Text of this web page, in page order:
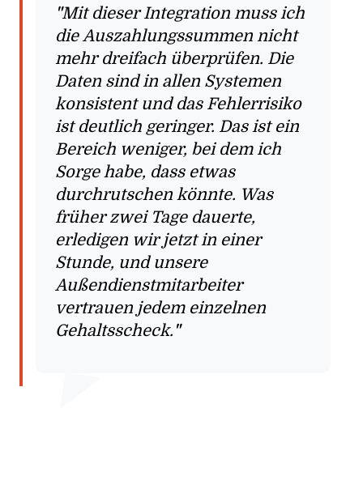
Mit dieser Integration muss ich
die Auszahlungssummen nicht
mehr dreifach überprüfen. Die
Daten sind in allen Systemen
konsistent und das Fehlerrisiko
ist deutlich geringer. Das ist ein
Bereich weniger, bei dem ich
Sorge habe, dass etwas
durchrutschen könnte. Was
früher zwei Tage dauerte,
erledigen wir jetzt in einer
Stunde, und unsere
Außendienstmitarbeiter
vertrauen jedem einzelnen
Gehaltsscheck.